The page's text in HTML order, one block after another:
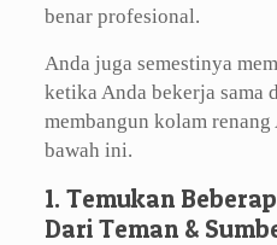
benar profesional.
Anda juga semestinya
ketika Anda bekerja sama
membangun kolam
bawah ini.
1. Temukan
Dari Teman &